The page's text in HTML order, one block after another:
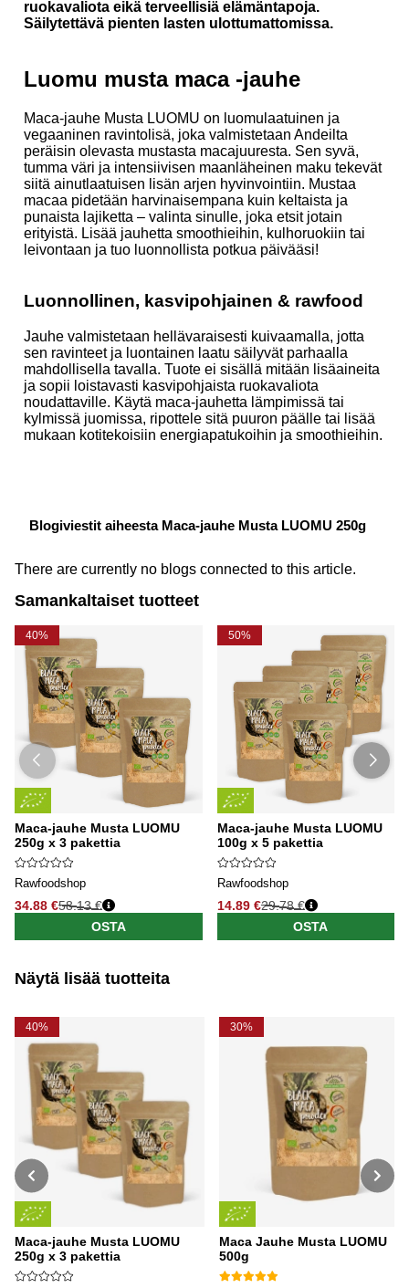
ruokavaliota eikä terveellisiä elämäntapoja.
Säilytettävä pienten lasten ulottumattomissa.
Luomu musta maca -jauhe
Maca-jauhe Musta LUOMU on luomulaatuinen ja
vegaaninen ravintolisä, joka valmistetaan Andeilta
peräisin olevasta mustasta macajuuresta. Sen syvä,
tumma väri ja intensiivisen maanläheinen maku tekevät
siitä ainutlaatuisen lisän arjen hyvinvointiin. Mustaa
macaa pidetään harvinaisempana kuin keltaista ja
punaista lajiketta – valinta sinulle, joka etsit jotain
erityistä. Lisää jauhetta smoothieihin, kulhoruokiin tai
leivontaan ja tuo luonnollista potkua päivääsi!
Luonnollinen, kasvipohjainen & rawfood
Jauhe valmistetaan hellävaraisesti kuivaamalla, jotta
sen ravinteet ja luontainen laatu säilyvät parhaalla
mahdollisella tavalla. Tuote ei sisällä mitään lisäaineita
ja sopii loistavasti kasvipohjaista ruokavaliota
noudattaville. Käytä maca-jauhetta lämpimissä tai
kylmissä juomissa, ripottele sitä puuron päälle tai lisää
mukaan kotitekoisiin energiapatukoihin ja smoothieihin.
Blogiviestit aiheesta Maca-jauhe Musta LUOMU 250g
There are currently no blogs connected to this article.
Samankaltaiset tuotteet
40%
Maca-jauhe Musta LUOMU
250g x 3 pakettia
Rawfoodshop
34.88 €58.13 €
OSTA
50%
Maca-jauhe Musta LUOMU
100g x 5 pakettia
Rawfoodshop
14.89 €29.78 €
OSTA
Näytä lisää tuotteita
40%
Maca-jauhe Musta LUOMU
250g x 3 pakettia
30%
Maca Jauhe Musta LUOMU
500g